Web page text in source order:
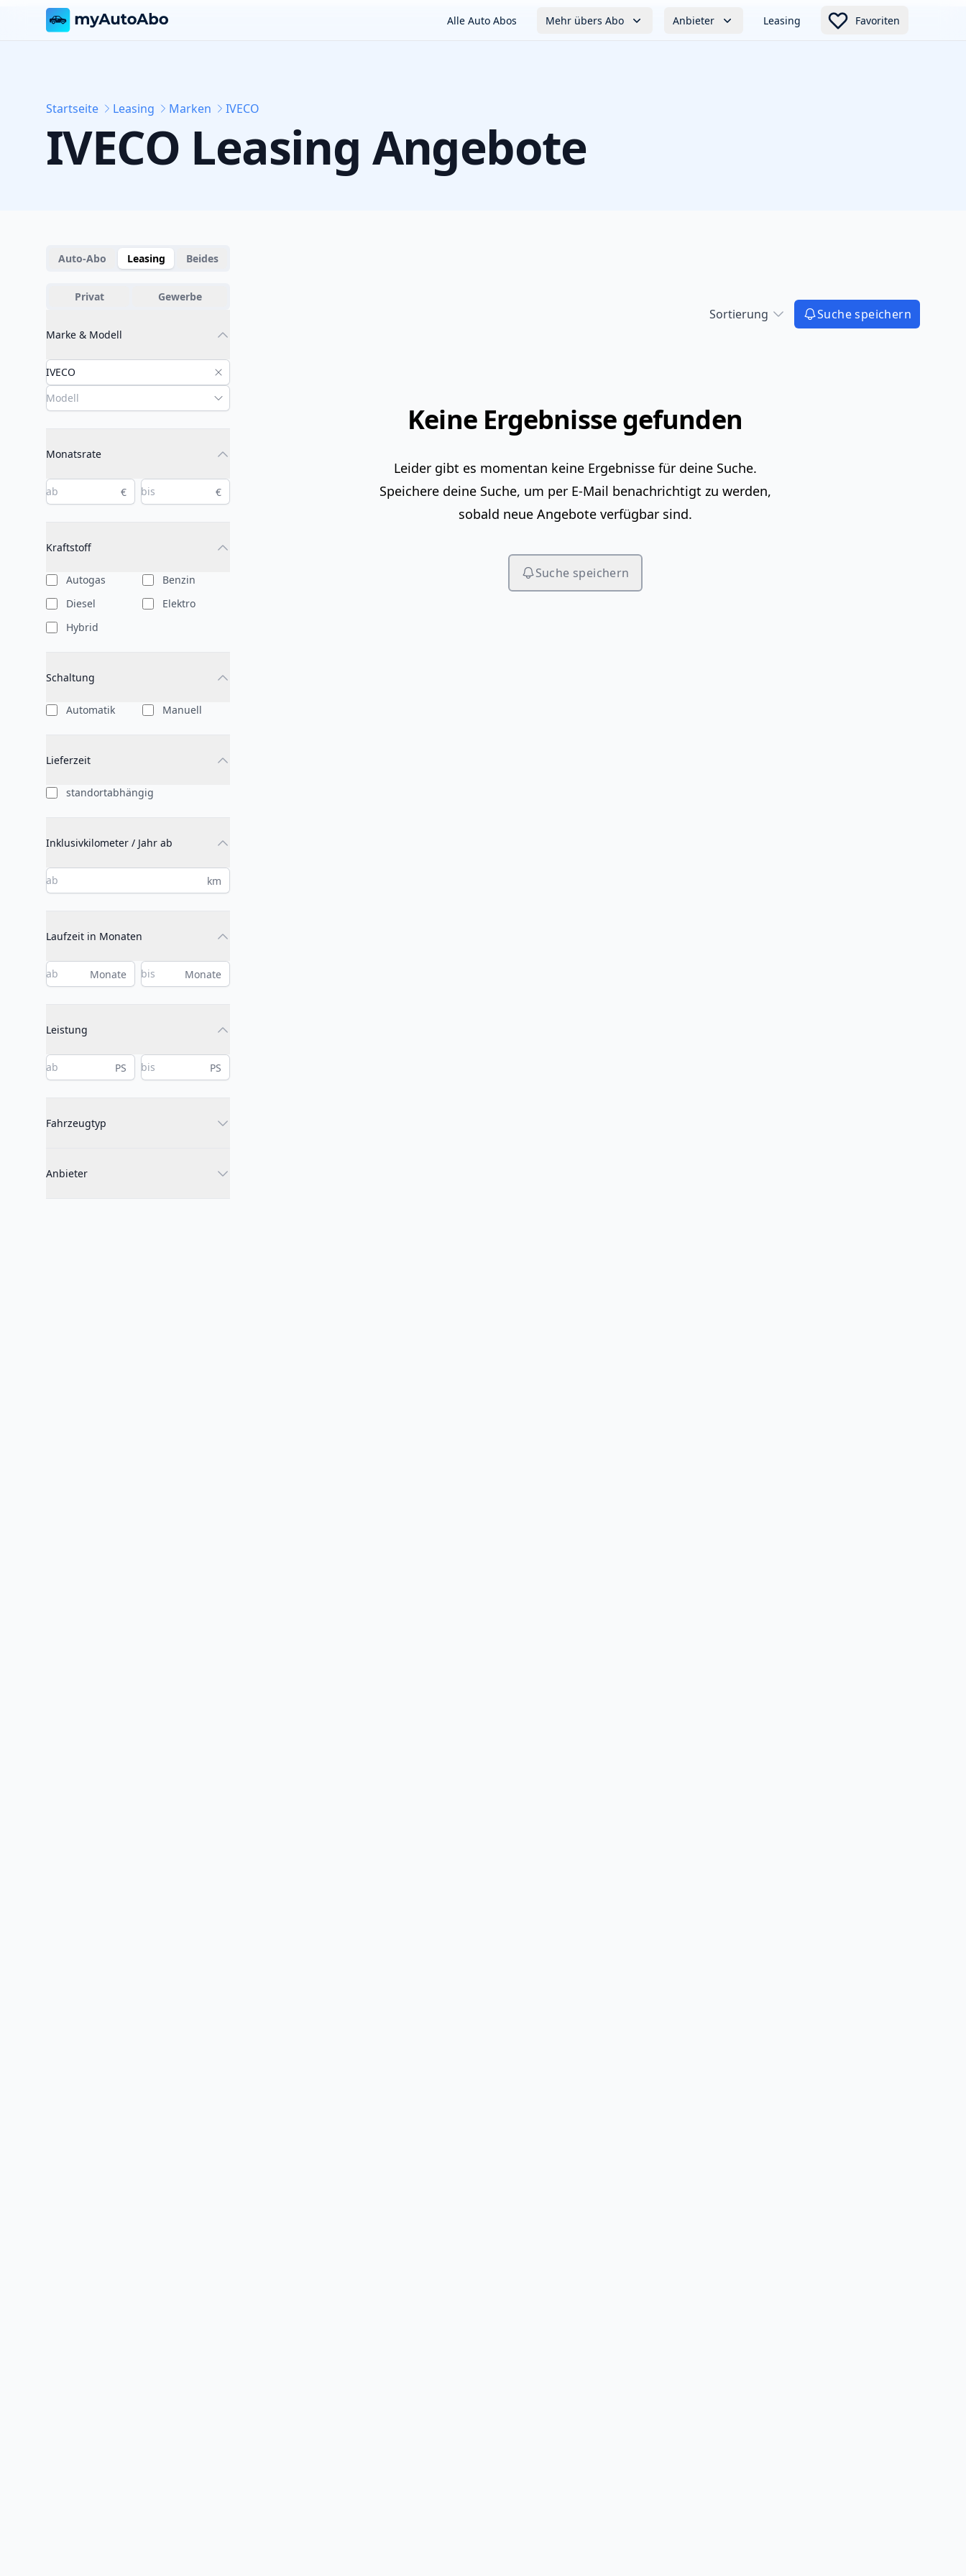
Alle Auto Abos Mehr übers Abo Anbieter Leasing Favoriten
Startseite Leasing Marken IVECO
IVECO Leasing Angebote
Auto-Abo Leasing Beides
Privat Gewerbe
Marke & Modell
Monatsrate
€ €
Kraftstoff
Autogas
Benzin
Diesel
Elektro
Hybrid
Schaltung
Automatik Manuell
Lieferzeit
standortabhängig
Inklusivkilometer / Jahr ab
km
Laufzeit in Monaten
Monate Monate
Leistung
PS PS
Fahrzeugtyp
Anbieter
Sortierung Suche speichern
Keine Ergebnisse gefunden
Leider gibt es momentan keine Ergebnisse für deine Suche.
Speichere deine Suche, um per E-Mail benachrichtigt zu werden,
sobald neue Angebote verfügbar sind.
Suche speichern